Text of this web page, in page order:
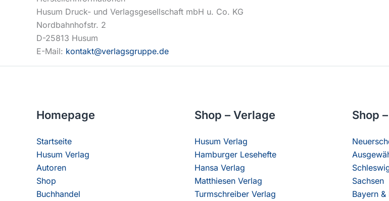
Husum Druck- und Verlagsgesellschaft mbH u. Co. KG
Nordbahnhofstr. 2
D-25813 Husum
E-Mail: kontakt@verlagsgruppe.de
Homepage
Startseite
Husum Verlag
Autoren
Shop
Buchhandel
Shop – Verlage
Husum Verlag
Hamburger Lesehefte
Hansa Verlag
Matthiesen Verlag
Turmschreiber Verlag
Shop
Sachsen
Bayern &